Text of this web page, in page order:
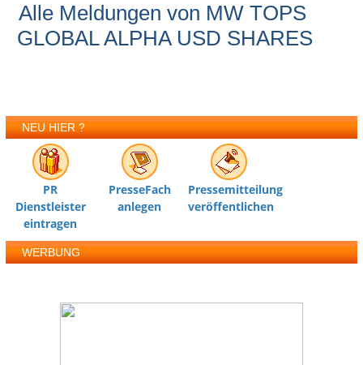
Alle Meldungen von MW TOPS
GLOBAL ALPHA USD SHARES
NEU HIER ?
PR
Dienstleister
eintragen
PresseFach
anlegen
Pressemitteilung
veröffentlichen
WERBUNG